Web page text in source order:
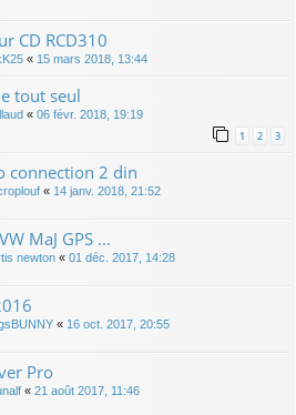
CD RCD310
« 15 mars 2018, 13:44
tout seul
« 06 févr. 2018, 19:19
1 2 3
connection 2 din
« 14 janv. 2018, 21:52
MaJ GPS ...
newton « 01 déc. 2017, 14:28
« 16 oct. 2017, 20:55
Pro
« 21 août 2017, 11:46